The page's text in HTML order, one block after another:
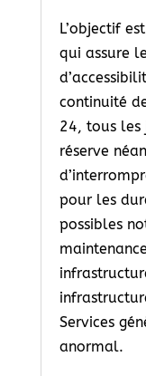
L’objectif
qui assure
continuité
24, tous les
réserve
pour les
possibles
Services
anormal.